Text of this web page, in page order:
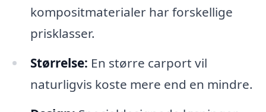
kompositmaterialer har forskellige
prisklasser.
Størrelse: En større carport vil
naturligvis koste mere end en mindre.